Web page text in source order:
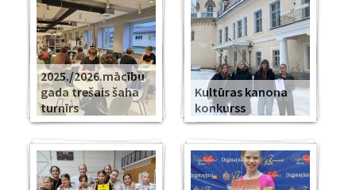
2025./2026.mācību
gada trešais šaha
turnīrs
Kultūras kanona
konkurss